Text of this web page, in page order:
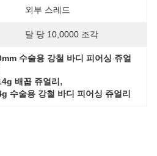
외부 스레드
달 당 10,0000 조각
수술용 강철 바디 피어싱 쥬얼
배꼽 쥬얼리 ,
수술용 강철 바디 피어싱 쥬얼리